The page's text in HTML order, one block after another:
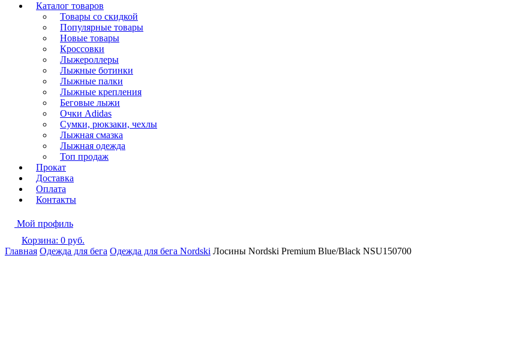
Каталог товаров
Товары со скидкой
Популярные товары
Новые товары
Кроссовки
Лыжероллеры
Лыжные ботинки
Лыжные палки
Лыжные крепления
Беговые лыжи
Очки Adidas
Сумки, рюкзаки, чехлы
Лыжная смазка
Лыжная одежда
Топ продаж
Прокат
Доставка
Оплата
Контакты
Мой профиль
Корзина: 0 руб.
Главная Одежда для бега Одежда для бега Nordski Лосины Nordski Premium Blue/Black NSU150700